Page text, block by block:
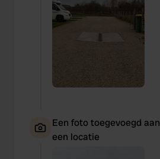
Een foto toegevoegd aan
een locatie